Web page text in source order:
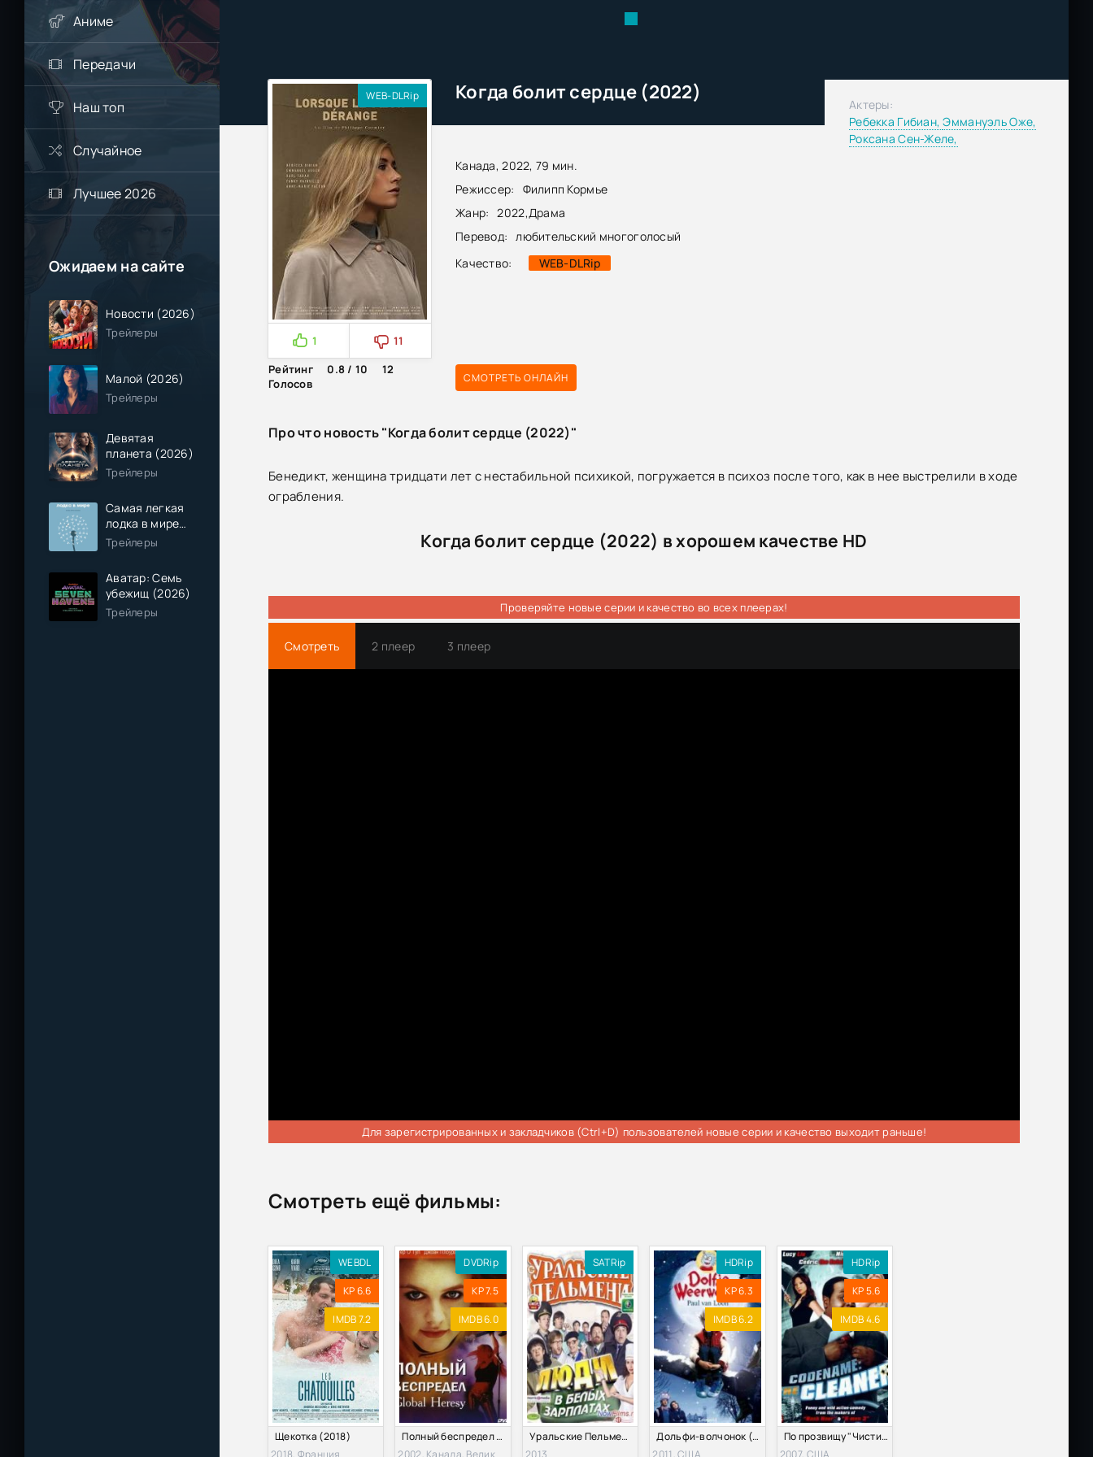
Аниме
Передачи
Наш топ
Случайное
Лучшее 2026
Ожидаем на сайте
Новости (2026)
Трейлеры
Малой (2026)
Трейлеры
Девятая
планета (2026)
Трейлеры
Самая легкая
лодка в мире
(2026)
Трейлеры
Аватар: Семь
убежищ (2026)
Трейлеры
Когда болит сердце (2022)
Канада, 2022, 79 мин.
Режиссер:
Филипп Кормье
Жанр:
2022,Драма
Перевод: любительский многоголосый
Качество:
WEB-DLRip
WEB-DLRip
1
11
Рейтинг
0.8 / 10
12
Голосов
СМОТРЕТЬ ОНЛАЙН
Актеры:
Ребекка Гибиан,Эммануэль Оже,
Роксана Сен-Желе,
Про что новость "Когда болит сердце (2022)"
Бенедикт, женщина тридцати лет с нестабильной психикой, погружается в психоз после того, как в нее выстрелили в ходе
ограбления.
Когда болит сердце (2022) в хорошем качестве HD
Проверяйте новые серии и качество во всех плеерах!
Смотреть 2 плеер 3 плеер
Для зарегистрированных и закладчиков (Ctrl+D) пользователей новые серии и качество выходит раньше!
Смотреть ещё фильмы:
WEBDL
KP 6.6
IMDB 7.2
Щекотка (2018)
2018, Франция
DVDRip
KP 7.5
IMDB 6.0
Полный беспредел (2002)
2002, Канада, Великобритания
SATRip
Уральские Пельмени. Люди в белых зарплатах (2013)
2013
HDRip
KP 6.3
IMDB 6.2
Дольфи-волчонок (2011)
2011, США
HDRip
KP 5.6
IMDB 4.6
По прозвищу "Чистильщик" (2007)
2007, США